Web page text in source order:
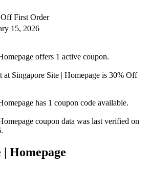
First Order
15, 2026
offers 1 active coupon.
at Singapore Site | Homepage is 30% Off
has 1 coupon code available.
coupon data was last verified on
Homepage